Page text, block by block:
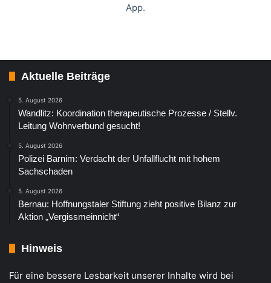
App.
Aktuelle Beiträge
5. August 2026
Wandlitz: Koordination therapeutische Prozesse / Stellv.
Leitung Wohnverbund gesucht!
5. August 2026
Polizei Barnim: Verdacht der Unfallflucht mit hohem
Sachschaden
5. August 2026
Bernau: Hoffnungstaler Stiftung zieht positive Bilanz zur
Aktion „Vergissmeinnicht“
Hinweis
Für eine bessere Lesbarkeit unserer Inhalte wird bei